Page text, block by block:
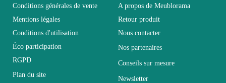
Conditions générales de vente
Mentions légales
Conditions d'utilisation
Éco participation
RGPD
Plan du site
A propos de Meublorama
Retour produit
Nous contacter
Nos partenaires
Conseils sur mesure
Newsletter